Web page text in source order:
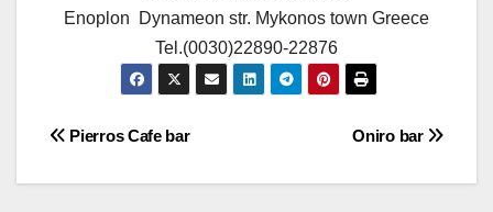
Enoplon Dynameon str. Mykonos town Greece
Tel.(0030)22890-22876
Πλοήγηση
άρθρων
Oniro bar
Pierros Cafe bar